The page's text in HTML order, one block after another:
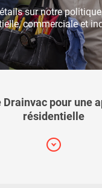
sur notre
commerciale et
Drainvac pour une
résidentielle